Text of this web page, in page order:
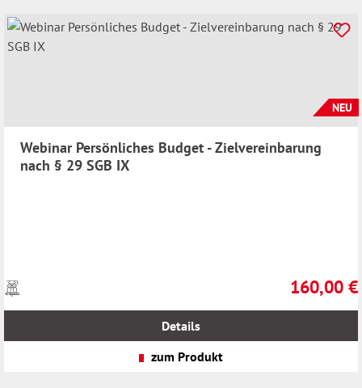
NEU
Webinar Persönliches Budget - Zielvereinbarung
nach § 29 SGB IX
Regulärer
160,00 €
Preise
inkl.
Details
zum Produkt